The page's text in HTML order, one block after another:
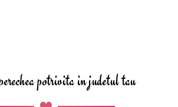
potrivita in judetul tau